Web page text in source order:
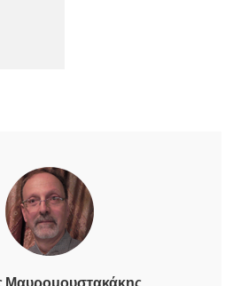
Μαυρομουστακάκης